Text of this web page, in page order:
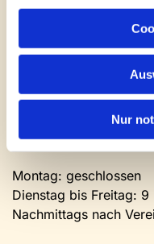
Nur
Brockhagener Straße
0 52 04 / 36 28
Mail:
Newsletter abonnieren
Kontakt und
Gemeinde- und
Montag: geschlossen
Dienstag bis Freitag: 9
Nachmittags nach